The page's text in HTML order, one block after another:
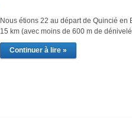
Nous étions 22 au départ de Quincié
15 km (avec moins de 600 m de
Continuer à lire »